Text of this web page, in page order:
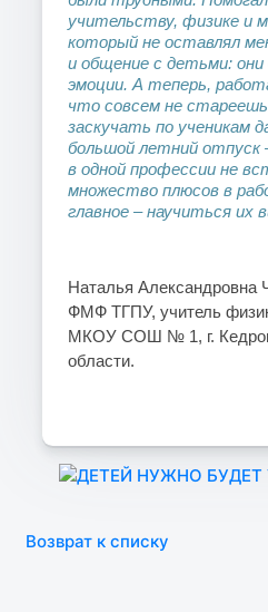
учительству, физике и
который не оставлял
и общение с детьми:
эмоции. А теперь,
что совсем не
заскучать по ученикам
большой летний отпуск
в одной профессии не
множество плюсов в
главное – научиться их
Наталья Александровна
ФМФ ТГПУ, учитель
МКОУ СОШ № 1, г.
области.
Возврат к списку